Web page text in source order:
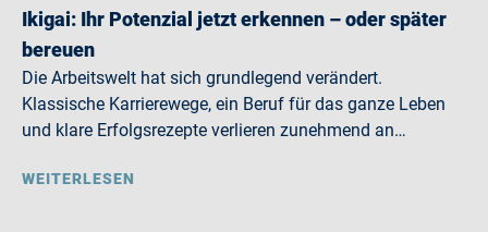
Ikigai: Ihr Potenzial jetzt erkennen – oder später
bereuen
Die Arbeitswelt hat sich grundlegend verändert.
Klassische Karrierewege, ein Beruf für das ganze Leben
und klare Erfolgsrezepte verlieren zunehmend an…
WEITERLESEN